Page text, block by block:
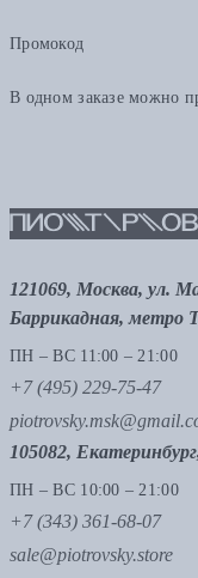
Промокод
В одном заказе можно
121069, Москва, ул.
Баррикадная, метро
ПН – ВС 11:00 – 21:00
+7 (495) 229-75-47
105082,
ПН – ВС 10:00 – 21:00
+7 (343) 361-68-07
sale@piotrovsky.store